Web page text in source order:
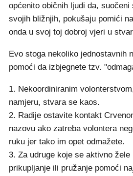
općenito običnih ljudi da,
svojih bližnjih, pokušaju pomići
onda u svoj toj dobroj vjeri u
Evo stoga nekoliko jednostavnih
pomoći da izbjegnete tzv.
1. Nekoordiniranim
namjeru, stvara se kaos.
2. Radije ostavite kontakt
nazovu ako zatreba volontera
ruku jer tako im opet odmažete.
3. Za udruge koje se aktivno
prikupljanje ili pružanje pomoći